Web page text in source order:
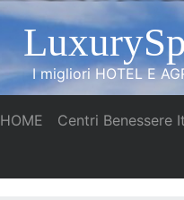
I migliori HOTEL E
HOME (current)
Centri Benessere